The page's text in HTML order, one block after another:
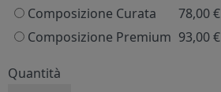
Composizione Curata
78,00€
Composizione Premium 93,00€
Quantità